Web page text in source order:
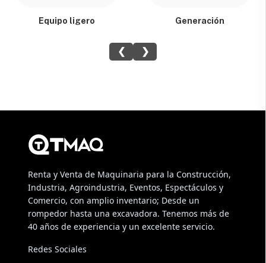
Equipo ligero Generación
❮ ❯
Renta y Venta de Maquinaria para la Construcción,
Industria, Agroindustria, Eventos, Espectáculos y
Comercio, con amplio inventario; Desde un
rompedor hasta una excavadora. Tenemos más de
40 años de experiencia y un excelente servicio.
Redes Sociales